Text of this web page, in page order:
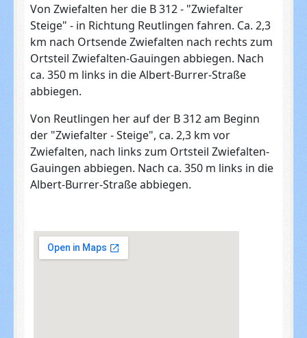
Von Zwiefalten her die B 312 - "Zwiefalter
Steige" - in Richtung Reutlingen fahren. Ca. 2,3
km nach Ortsende Zwiefalten nach rechts zum
Ortsteil Zwiefalten-Gauingen abbiegen. Nach
ca. 350 m links in die Albert-Burrer-Straße
abbiegen.
Von Reutlingen her auf der B 312 am Beginn
der "Zwiefalter - Steige", ca. 2,3 km vor
Zwiefalten, nach links zum Ortsteil Zwiefalten-
Gauingen abbiegen. Nach ca. 350 m links in die
Albert-Burrer-Straße abbiegen.